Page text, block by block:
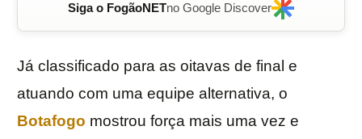
Siga o FogãoNETno Google Discover
Já classificado para as oitavas de final e
atuando com uma equipe alternativa, o
Botafogo mostrou força mais uma vez e